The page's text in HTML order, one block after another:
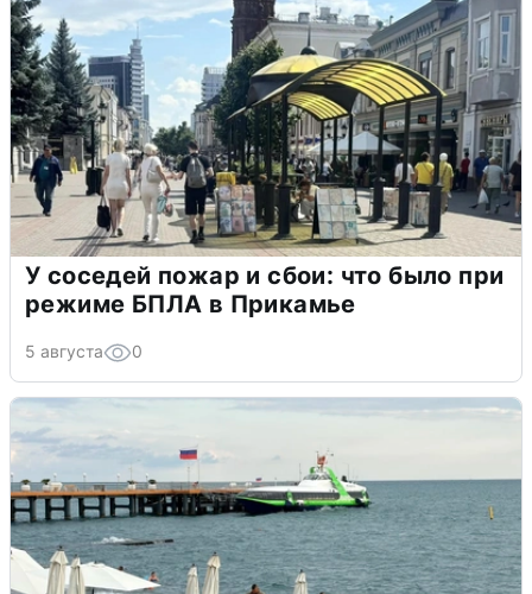
У соседей пожар и сбои: что было при
режиме БПЛА в Прикамье
5 августа 0